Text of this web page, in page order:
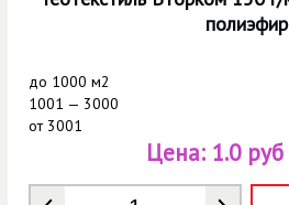
полиэфир
до 1000 м2
1001 — 3000
от3001
Цена: 1.0